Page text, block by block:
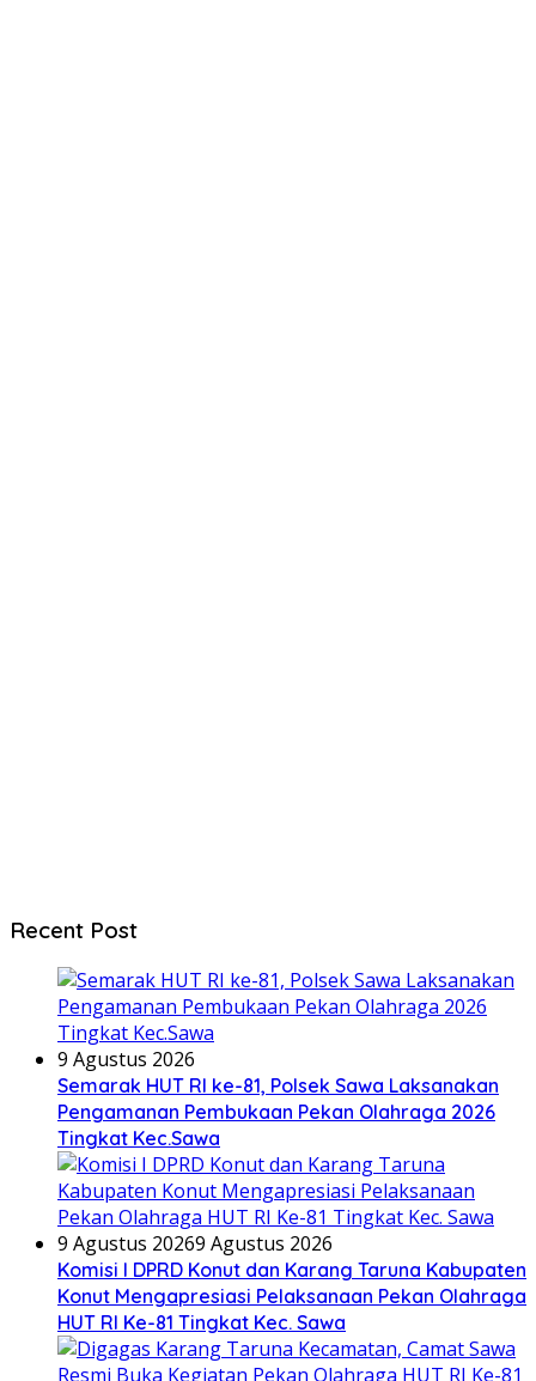
Recent Post
9 Agustus 2026
Semarak HUT RI ke-81, Polsek Sawa Laksanakan
Pengamanan Pembukaan Pekan Olahraga 2026
Tingkat Kec.Sawa
9 Agustus 20269 Agustus 2026
Komisi I DPRD Konut dan Karang Taruna Kabupaten
Konut Mengapresiasi Pelaksanaan Pekan Olahraga
HUT RI Ke-81 Tingkat Kec. Sawa